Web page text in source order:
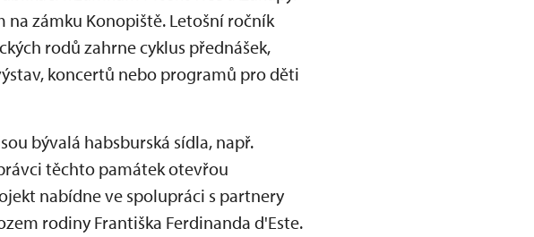
na zámku Konopiště. Letošní ročník
rodů zahrne cyklus přednášek,
koncertů nebo programů pro děti
bývalá habsburská sídla, např.
těchto památek otevřou
nabídne ve spolupráci s partnery
rodiny Františka Ferdinanda d'Este.